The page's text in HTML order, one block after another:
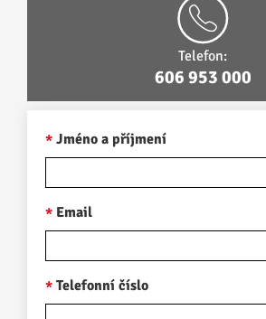
Telefon:
606 953 000
Jméno a příjmení
Email
Telefonní číslo